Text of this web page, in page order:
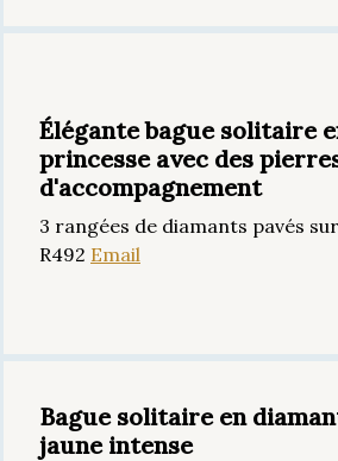
Élégante bague solitaire
princesse avec des
d'accompagnement
3 rangées de diamants pavés
R492 Email
Bague solitaire en
jaune intense